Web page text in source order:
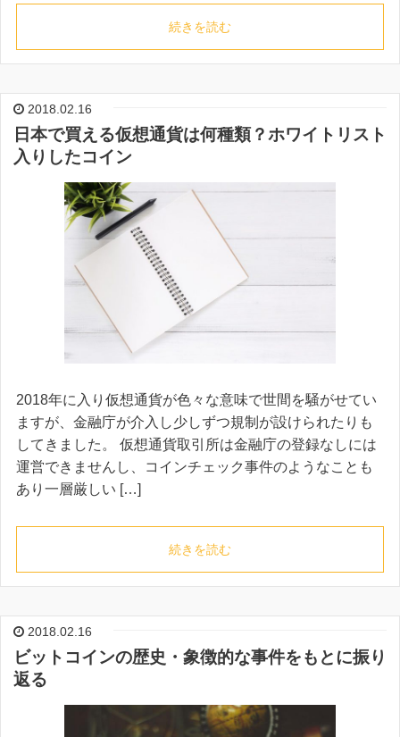
続きを読む
2018.02.16
日本で買える仮想通貨は何種類？ホワイトリスト
入りしたコイン
2018年に入り仮想通貨が色々な意味で世間を騒がせてい
ますが、金融庁が介入し少しずつ規制が設けられたりも
してきました。 仮想通貨取引所は金融庁の登録なしには
運営できませんし、コインチェック事件のようなことも
あり一層厳しい […]
続きを読む
2018.02.16
ビットコインの歴史・象徴的な事件をもとに振り
返る